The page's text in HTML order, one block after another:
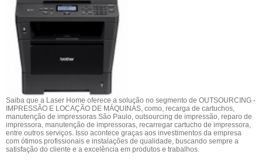
Saiba que a Laser Home oferece a solução no segmento de OUTSOURCING -
IMPRESSÃO E LOCAÇÃO DE MÁQUINAS, como, recarga de cartuchos,
manutenção de impressoras São Paulo, outsourcing de impressão, reparo de
impressora, manutenção de impressoras, recarregar cartucho de impressora,
entre outros serviços. Isso acontece graças aos investimentos da empresa
com ótimos profissionais e instalações de qualidade, buscando sempre a
satisfação do cliente e a excelência em produtos e trabalhos.